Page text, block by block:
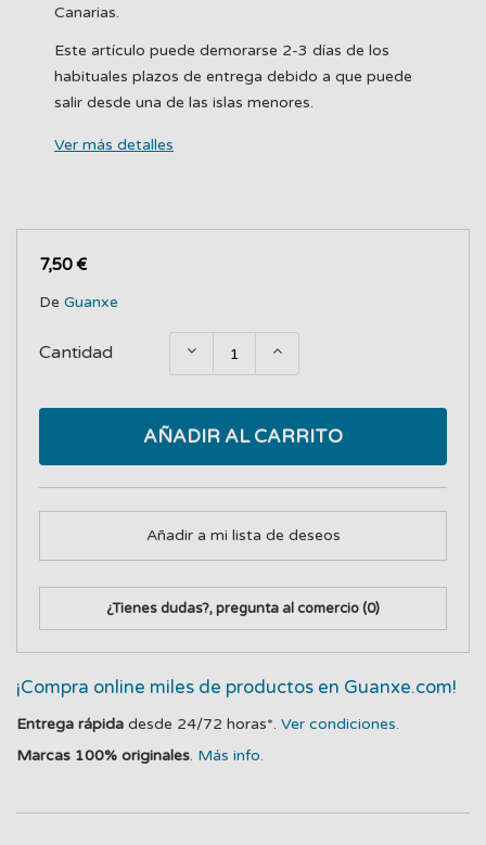
Canarias.
Este artículo puede demorarse 2-3 días de los
habituales plazos de entrega debido a que puede
salir desde una de las islas menores.
Ver más detalles
7,50 €
De Guanxe
Cantidad
AÑADIR AL CARRITO
Añadir a mi lista de deseos
¿Tienes dudas?, pregunta al comercio(0)
¡Compra online miles de productos en Guanxe.com!
Entrega rápida desde 24/72 horas*. Ver condiciones.
Marcas 100% originales. Más info.